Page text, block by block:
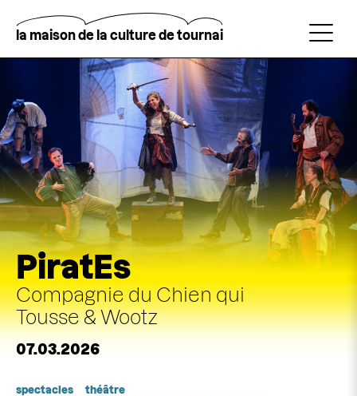
contenu
principal
la maison de la culture de tournai
Rechercher
PiratEs
Compagnie du Chien qui
Tousse & Wootz
07.03.2026
spectacles
théâtre